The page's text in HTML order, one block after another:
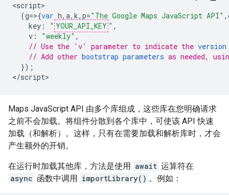
<script
(g=>{var h, a, k, p="The Google Maps JavaScript API" ,
key : " YOUR_API_KEY " ,
v : "weekly" ,
// Use the 'v' parameter to indicate the version
// Add other bootstrap parameters as needed,
});
</script>
Maps JavaScript API 由多个库组成，这些库在您明确请求
之前不会加载。 将组件分散到各个库中，可使该 API 快速
加载（和解析）。这样，只有在需要加载和解析库时，才会
产生额外的开销。
在运行时加载其他库，方法是使用 await 运算符在
async 函数中调用 importLibrary() 。例如：